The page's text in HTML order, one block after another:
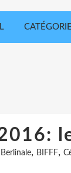
Berlinale, BIFFF,